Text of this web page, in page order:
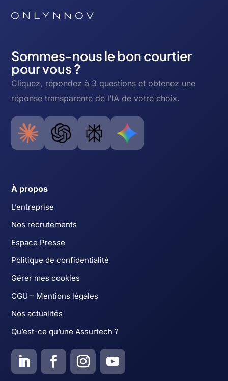
Sommes-nous le bon courtier
pour vous ?
Cliquez, répondez à 3 questions et obtenez une
réponse transparente de l’IA de votre choix.
À propos
L’entreprise
Nos recrutements
Espace Presse
Politique de confidentialité
Gérer mes cookies
CGU – Mentions légales
Nos actualités
Qu’est-ce qu’une Assurtech ?